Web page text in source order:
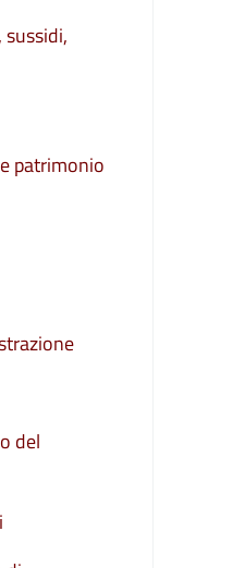
patrimonio
del